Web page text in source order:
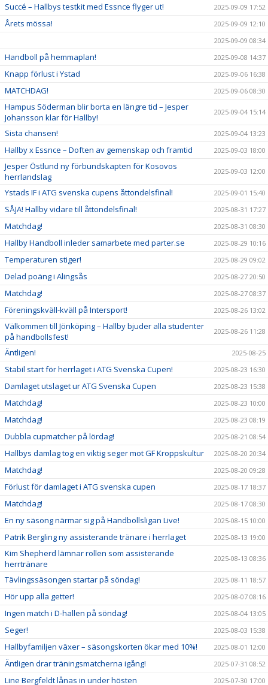
Succé – Hallbys testkit med Essnce flyger ut! 2025-09-09 17:52
Årets mössa!
2025-09-09 12:10
2025-09-09 08:34
Handboll på hemmaplan! 2025-09-08 14:37
Knapp förlust i Ystad 2025-09-06 16:38
MATCHDAG! 2025-09-06 08:30
Hampus Söderman blir borta en längre tid – Jesper
Johansson klar för Hallby!
2025-09-04 15:14
Sista chansen! 2025-09-04 13:23
Hallby x Essnce – Doften av gemenskap och framtid 2025-09-03 18:00
Jesper Östlund ny förbundskapten för Kosovos
herrlandslag
2025-09-03 12:00
Ystads IF i ATG svenska cupens åttondelsfinal! 2025-09-01 15:40
SÅJA! Hallby vidare till åttondelsfinal! 2025-08-31 17:27
Matchdag! 2025-08-31 08:30
Hallby Handboll inleder samarbete med parter.se 2025-08-29 10:16
Temperaturen stiger! 2025-08-29 09:02
Delad poäng i Alingsås 2025-08-27 20:50
Matchdag! 2025-08-27 08:37
Föreningskväll-kväll på Intersport! 2025-08-26 13:02
Välkommen till Jönköping – Hallby bjuder alla studenter
på handbollsfest!
2025-08-26 11:28
Äntligen! 2025-08-25
Stabil start för herrlaget i ATG Svenska Cupen! 2025-08-23 16:30
Damlaget utslaget ur ATG Svenska Cupen 2025-08-23 15:38
Matchdag! 2025-08-23 10:00
Matchdag! 2025-08-23 08:19
Dubbla cupmatcher på lördag! 2025-08-21 08:54
Hallbys damlag tog en viktig seger mot GF Kroppskultur 2025-08-20 20:34
Matchdag! 2025-08-20 09:28
Förlust för damlaget i ATG svenska cupen 2025-08-17 18:37
Matchdag! 2025-08-17 08:30
En ny säsong närmar sig på Handbollsligan Live! 2025-08-15 10:00
Patrik Bergling ny assisterande tränare i herrlaget 2025-08-13 19:00
Kim Shepherd lämnar rollen som assisterande
herrtränare
2025-08-13 08:36
Tävlingssäsongen startar på söndag! 2025-08-11 18:57
Hör upp alla getter! 2025-08-07 08:16
Ingen match i D-hallen på söndag! 2025-08-04 13:05
Seger! 2025-08-03 15:38
Hallbyfamiljen växer – säsongskorten ökar med 10%! 2025-08-01 12:00
Äntligen drar träningsmatcherna igång! 2025-07-31 08:52
Line Bergfeldt lånas in under hösten 2025-07-30 17:00